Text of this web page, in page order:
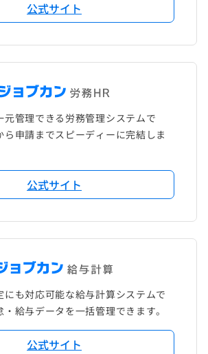
公式サイト
元管理できる労務管理システムで
ら申請までスピーディーに完結しま
公式サイト
にも対応可能な給与計算システムで
給与データを一括管理できます。
公式サイト